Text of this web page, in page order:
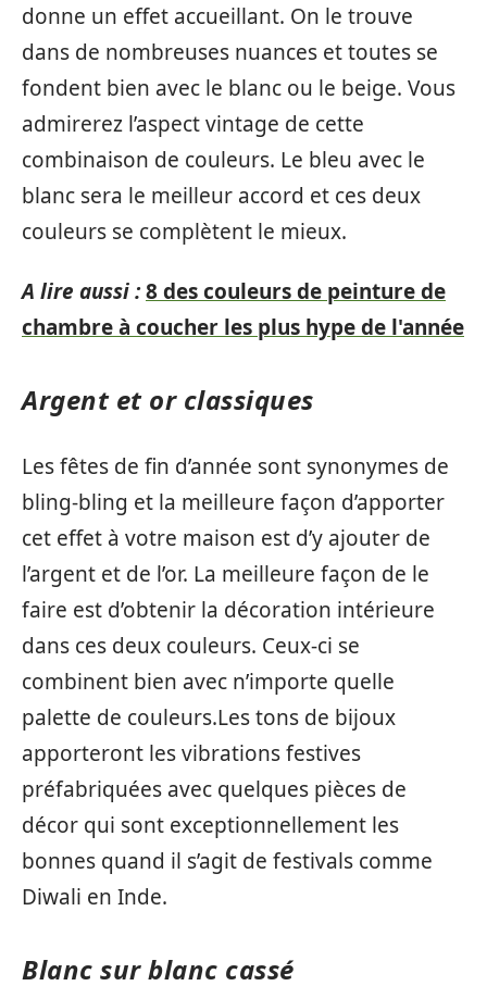
donne un effet accueillant. On le trouve
dans de nombreuses nuances et toutes se
fondent bien avec le blanc ou le beige. Vous
admirerez l’aspect vintage de cette
combinaison de couleurs. Le bleu avec le
blanc sera le meilleur accord et ces deux
couleurs se complètent le mieux.
A lire aussi :8 des couleurs de peinture de
chambre à coucher les plus hype de l'année
Argent et or classiques
Les fêtes de fin d’année sont synonymes de
bling-bling et la meilleure façon d’apporter
cet effet à votre maison est d’y ajouter de
l’argent et de l’or. La meilleure façon de le
faire est d’obtenir la décoration intérieure
dans ces deux couleurs. Ceux-ci se
combinent bien avec n’importe quelle
palette de couleurs.Les tons de bijoux
apporteront les vibrations festives
préfabriquées avec quelques pièces de
décor qui sont exceptionnellement les
bonnes quand il s’agit de festivals comme
Diwali en Inde.
Blanc sur blanc cassé